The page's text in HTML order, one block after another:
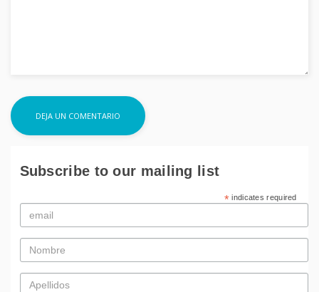
Subscribe to our mailing list
* indicates required
Email
*
Nombre
*
Apellidos